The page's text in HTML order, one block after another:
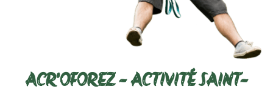
ACR'OFOREZ - ACTIVITÉ SAINT-